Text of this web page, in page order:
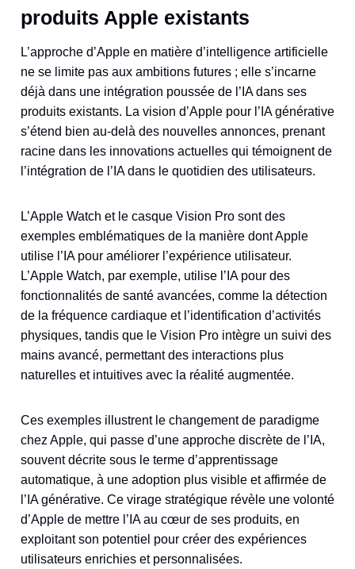
produits Apple existants
L’approche d’Apple en matière d’intelligence artificielle
ne se limite pas aux ambitions futures ; elle s’incarne
déjà dans une intégration poussée de l’IA dans ses
produits existants. La vision d’Apple pour l’IA générative
s’étend bien au-delà des nouvelles annonces, prenant
racine dans les innovations actuelles qui témoignent de
l’intégration de l’IA dans le quotidien des utilisateurs.
L’Apple Watch et le casque Vision Pro sont des
exemples emblématiques de la manière dont Apple
utilise l’IA pour améliorer l’expérience utilisateur.
L’Apple Watch, par exemple, utilise l’IA pour des
fonctionnalités de santé avancées, comme la détection
de la fréquence cardiaque et l’identification d’activités
physiques, tandis que le Vision Pro intègre un suivi des
mains avancé, permettant des interactions plus
naturelles et intuitives avec la réalité augmentée.
Ces exemples illustrent le changement de paradigme
chez Apple, qui passe d’une approche discrète de l’IA,
souvent décrite sous le terme d’apprentissage
automatique, à une adoption plus visible et affirmée de
l’IA générative. Ce virage stratégique révèle une volonté
d’Apple de mettre l’IA au cœur de ses produits, en
exploitant son potentiel pour créer des expériences
utilisateurs enrichies et personnalisées.